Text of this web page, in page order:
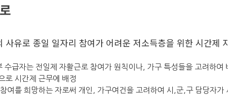
사유로 종일 일자리 참여가 어려운 저소득층을 위한 시간제
자는 전일제 자활근로 참여가 원칙이나, 가구 특성들을 고려하여
근무에 배정
희망하는 자로써 개인, 가구여건을 고려하여 시,군,구 담당자가